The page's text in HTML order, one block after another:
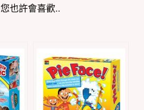
您也許會喜歡..